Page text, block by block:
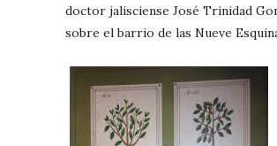
doctor jalisciense José Trinidad
sobre el barrio de las Nueve